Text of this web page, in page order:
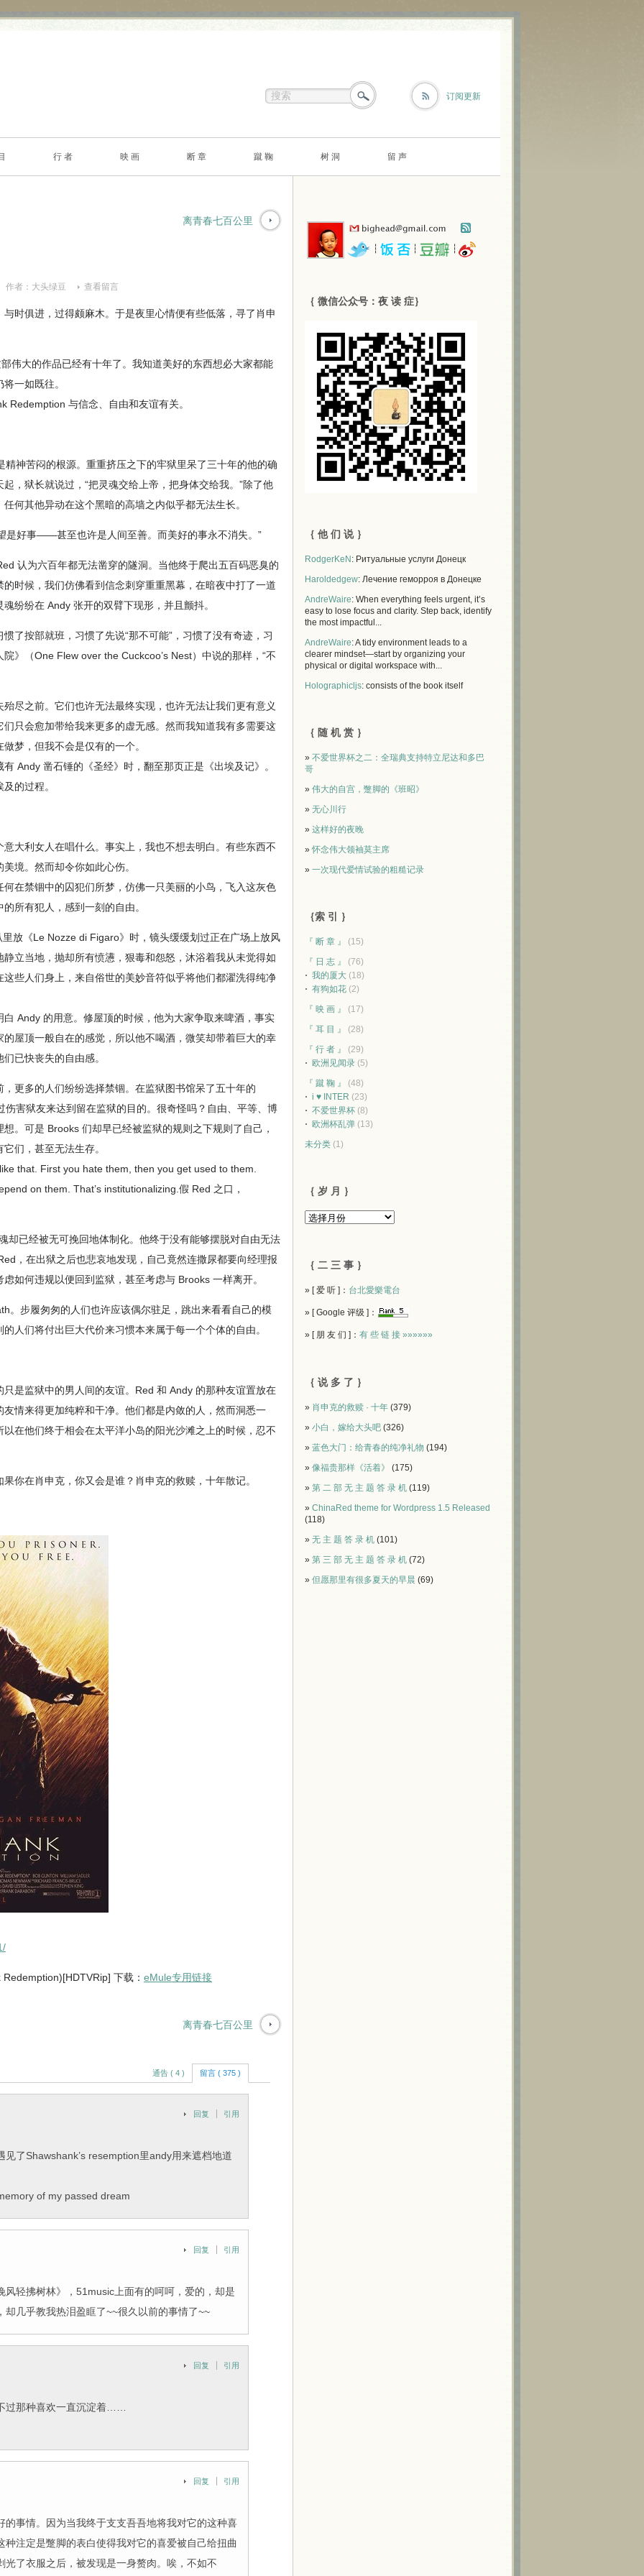
订阅更新
行 者 映 画 断 章 蹴 鞠 树 洞 留 声
离青春七百公里
作者： 大头绿豆 查看留言
俱进，过得颇麻木。于是夜里心情便有些低落，寻了肖申
大的作品已经有十年了。我知道美好的东西想必大家都能
一如既往。
与信念、自由和友谊有关。
苦闷的根源。重重挤压之下的牢狱里呆了三十年的他的确
，狱长就说过，“把灵魂交给上帝，把身体交给我。”除了他
何其他异动在这个黑暗的高墙之内似乎都无法生长。
好事——甚至也许是人间至善。而美好的事永不消失。”
为六百年都无法凿穿的隧洞。当他终于爬出五百码恶臭的
时候，我们仿佛看到信念刺穿重重黑幕，在暗夜中打了一道
纷纷在 Andy 张开的双臂下现形，并且颤抖。
按部就班，习惯了先说“那不可能”，习惯了没有奇迹，习
》（One Flew over the Cuckcoo’s Nest）中说的那样，“不
之前。它们也许无法最终实现，也许无法让我们更有意义
只会愈加带给我来更多的虚无感。然而我知道我有多需要这
梦，但我不会是仅有的一个。
凿石锤的《圣经》时，翻至那页正是《出埃及记》。
的过程。
利女人在唱什么。事实上，我也不想去明白。有些东西不
境。然而却令你如此心伤。
禁锢中的囚犯们所梦，仿佛一只美丽的小鸟，飞入这灰色
所有犯人，感到一刻的自由。
《Le Nozze di Figaro》时，镜头缓缓划过正在广场上放风
立当地，抛却所有愤懑，狠毒和怨怒，沐浴着我从未觉得如
些人们身上，来自俗世的美妙音符似乎将他们都濯洗得纯净
的用意。修屋顶的时候，他为大家争取来啤酒，事实
屋顶一般自在的感觉，所以他不喝酒，微笑却带着巨大的幸
已快丧失的自由感。
多的人们纷纷选择禁锢。在监狱图书馆呆了五十年的
害狱友来达到留在监狱的目的。很奇怪吗？自由、平等、博
。可是 Brooks 们却早已经被监狱的规则之下规则了自己，
们，甚至无法生存。
First you hate them, then you get used to them.
on them. That’s institutionalizing.假 Red 之口，
已经被无可挽回地体制化。他终于没有能够摆脱对自由无法
，在出狱之后也悲哀地发现，自己竟然连撒尿都要向经理报
如何违规以便回到监狱，甚至考虑与 Brooks 一样离开。
步履匆匆的人们也许应该偶尔驻足，跳出来看看自己的模
人们将付出巨大代价来习惯本来属于每一个个体的自由。
监狱中的男人间的友谊。Red 和 Andy 的那种友谊置放在
情来得更加纯粹和干净。他们都是内敛的人，然而洞悉一
在他们终于相会在太平洋小岛的阳光沙滩之上的时候，忍不
在肖申克，你又会是谁？肖申克的救赎，十年散记。
下载： eMule专用链接
离青春七百公里
通告 ( 4 ) 留言 ( 375 )
回复 引用
了Shawshank’s resemption里andy用来遮档地道
of my passed dream
回复 引用
风轻拂树林》，51music上面有的呵呵，爱的，却是
却几乎教我热泪盈眶了~~很久以前的事情了~~
回复 引用
过那种喜欢一直沉淀着……
回复 引用
的事情。因为当我终于支支吾吾地将我对它的这种喜
注定是蹩脚的表白使得我对它的喜爱被自己给扭曲
光了衣服之后，被发现是一身赘肉。唉，不如不
┆ ┆ ┆
｛ 微信公众号：夜 读 症｝
｛ 他 们 说 ｝
RodgerKeN : Ритуальные услуги Донецк
Haroldedgew: Лечение геморроя в Донецке
AndreWaire: When everything feels urgent, it’s
easy to lose focus and clarity. Step back, identify
the most impactful...
AndreWaire: A tidy environment leads to a
clearer mindset—start by organizing your
physical or digital workspace with...
Holographicljs: consists of the book itself
｛ 随 机 赏 ｝
» 不爱世界杯之二：全瑞典支持特立尼达和多巴
哥
» 伟大的自宫，蹩脚的《班昭》
» 无心川行
» 这样好的夜晚
»怀念伟大领袖莫主席
» 一次现代爱情试验的粗糙记录
｛索 引 ｝
『 断 章 』
(15)
『 日 志 』
(76)
我的厦大 (18)
有狗如花 (2)
『 映 画 』
(17)
『 耳 目 』
(28)
『 行 者 』
(29)
欧洲见闻录 (5)
『 蹴 鞠 』
(48)
i ♥ INTER (23)
不爱世界杯 (8)
欧洲杯乱弹 (13)
未分类 (1)
｛ 岁 月 ｝
｛ 二 三 事 ｝
» [ 爱 听 ]： 台北愛樂電台
» [ Google 评级 ]：
» [ 朋 友 们 ]： 有 些 链 接 »»»»»»
｛ 说 多 了 ｝
» 肖申克的救赎 · 十年 (379)
» 小白，嫁给大头吧 (326)
» 蓝色大门：给青春的纯净礼物 (194)
» 像福贵那样《活着》
(175)
» 第 二 部 无 主 题 答 录 机 (119)
» ChinaRed theme for Wordpress 1.5 Released
(118)
» 无 主 题 答 录 机 (101)
» 第 三 部 无 主 题 答 录 机 (72)
» 但愿那里有很多夏天的早晨 (69)